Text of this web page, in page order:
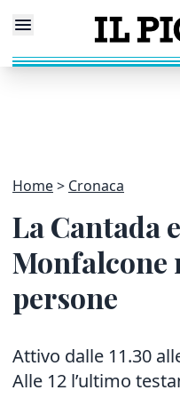
Home Cronaca
La Cantada
Monfalcone
persone
Attivo dalle 11.30
Alle 12 l’ultimo